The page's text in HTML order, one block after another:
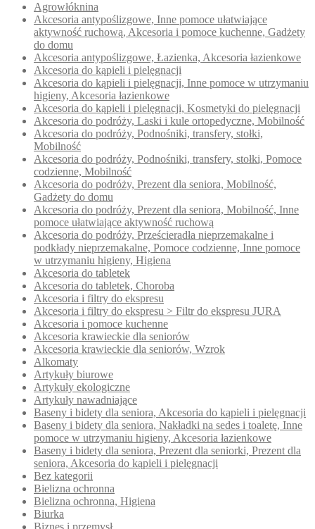
Agrowłóknina
Akcesoria antypoślizgowe, Inne pomoce ułatwiające
aktywność ruchową, Akcesoria i pomoce kuchenne, Gadżety
do domu
Akcesoria antypoślizgowe, Łazienka, Akcesoria łazienkowe
Akcesoria do kąpieli i pielęgnacji
Akcesoria do kąpieli i pielęgnacji, Inne pomoce w utrzymaniu
higieny, Akcesoria łazienkowe
Akcesoria do kąpieli i pielęgnacji, Kosmetyki do pielęgnacji
Akcesoria do podróży, Laski i kule ortopedyczne, Mobilność
Akcesoria do podróży, Podnośniki, transfery, stołki,
Mobilność
Akcesoria do podróży, Podnośniki, transfery, stołki, Pomoce
codzienne, Mobilność
Akcesoria do podróży, Prezent dla seniora, Mobilność,
Gadżety do domu
Akcesoria do podróży, Prezent dla seniora, Mobilność, Inne
pomoce ułatwiające aktywność ruchową
Akcesoria do podróży, Prześcieradła nieprzemakalne i
podkłady nieprzemakalne, Pomoce codzienne, Inne pomoce
w utrzymaniu higieny, Higiena
Akcesoria do tabletek
Akcesoria do tabletek, Choroba
Akcesoria i filtry do ekspresu
Akcesoria i filtry do ekspresu > Filtr do ekspresu JURA
Akcesoria i pomoce kuchenne
Akcesoria krawieckie dla seniorów
Akcesoria krawieckie dla seniorów, Wzrok
Alkomaty
Artykuły biurowe
Artykuły ekologiczne
Artykuły nawadniające
Baseny i bidety dla seniora, Akcesoria do kąpieli i pielęgnacji
Baseny i bidety dla seniora, Nakładki na sedes i toaletę, Inne
pomoce w utrzymaniu higieny, Akcesoria łazienkowe
Baseny i bidety dla seniora, Prezent dla seniorki, Prezent dla
seniora, Akcesoria do kąpieli i pielęgnacji
Bez kategorii
Bielizna ochronna
Bielizna ochronna, Higiena
Biurka